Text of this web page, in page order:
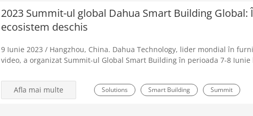
2023 Summit-ul global Dahua Smart Building
ecosistem deschis
9 Iunie 2023 / Hangzhou, China. Dahua Technology, lider mondial în
video, a organizat Summit-ul Global Smart Building în perioada 7-8
Afla mai multe Solutions Smart Building Summit